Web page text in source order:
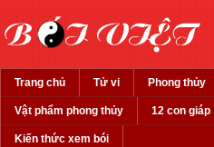
Trang chủ Tử vi Phong thủy
Vật phẩm phong thủy 12 con giáp
Kiến thức xem bói